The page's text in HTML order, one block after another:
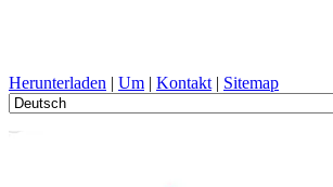
Herunterladen | Um | Kontakt | Sitemap